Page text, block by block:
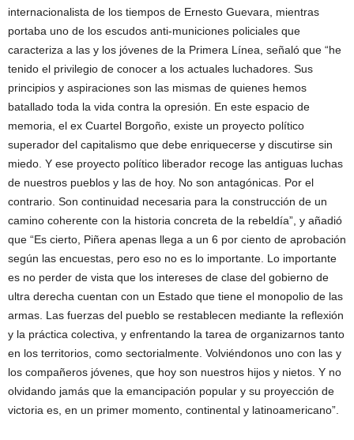
internacionalista de los tiempos de Ernesto Guevara, mientras
portaba uno de los escudos anti-municiones policiales que
caracteriza a las y los jóvenes de la Primera Línea, señaló que “he
tenido el privilegio de conocer a los actuales luchadores. Sus
principios y aspiraciones son las mismas de quienes hemos
batallado toda la vida contra la opresión. En este espacio de
memoria, el ex Cuartel Borgoño, existe un proyecto político
superador del capitalismo que debe enriquecerse y discutirse sin
miedo. Y ese proyecto político liberador recoge las antiguas luchas
de nuestros pueblos y las de hoy. No son antagónicas. Por el
contrario. Son continuidad necesaria para la construcción de un
camino coherente con la historia concreta de la rebeldía”, y añadió
que “Es cierto, Piñera apenas llega a un 6 por ciento de aprobación
según las encuestas, pero eso no es lo importante. Lo importante
es no perder de vista que los intereses de clase del gobierno de
ultra derecha cuentan con un Estado que tiene el monopolio de las
armas. Las fuerzas del pueblo se restablecen mediante la reflexión
y la práctica colectiva, y enfrentando la tarea de organizarnos tanto
en los territorios, como sectorialmente. Volviéndonos uno con las y
los compañeros jóvenes, que hoy son nuestros hijos y nietos. Y no
olvidando jamás que la emancipación popular y su proyección de
victoria es, en un primer momento, continental y latinoamericano”.